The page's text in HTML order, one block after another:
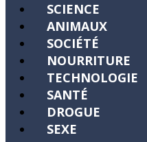
SCIENCE
ANIMAUX
SOCIÉTÉ
NOURRITURE
TECHNOLOGIE
SANTÉ
DROGUE
SEXE